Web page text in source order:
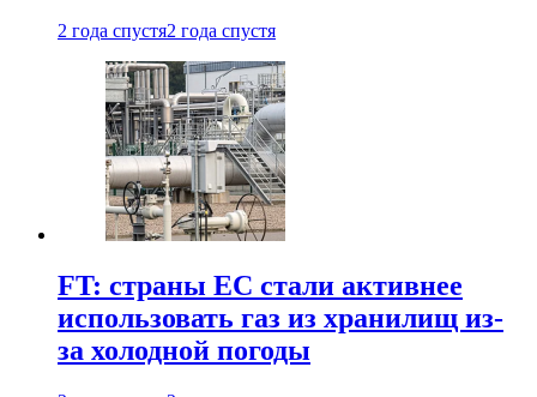
2 года спустя2 года спустя
FT: страны ЕС стали активнее
использовать газ из хранилищ из-
за холодной погоды